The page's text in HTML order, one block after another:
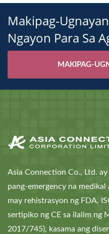
Makipag-
Ngayon Para Sa
MAKIPAG-
Asia Connection Co., Ltd.
pang-emergency na medikal
may rehistrasyon ng FDA,
sertipiko ng CE sa ilalim ng
2017/745), kasama ang